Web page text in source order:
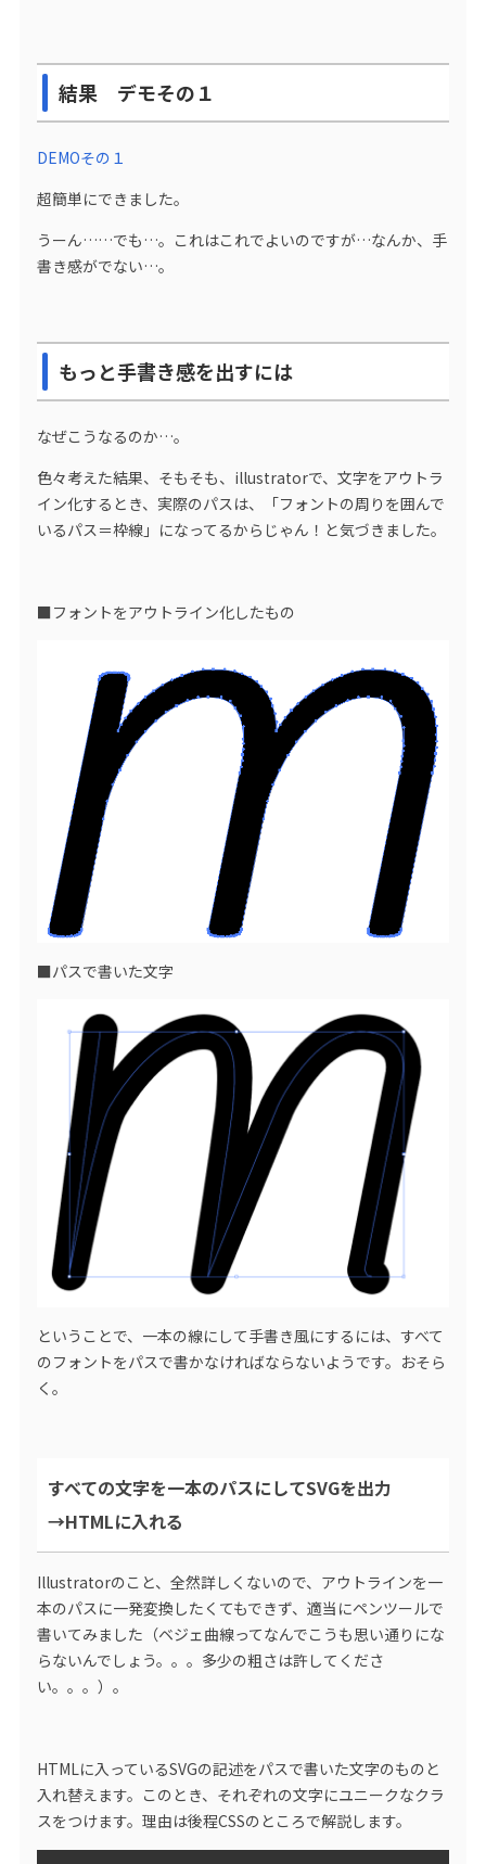
結果 デモその１
DEMOその１
超簡単にできました。
うーん……でも…。これはこれでよいのですが…なんか、手
書き感がでない…。
もっと手書き感を出すには
なぜこうなるのか…。
色々考えた結果、そもそも、illustratorで、文字をアウトラ
イン化するとき、実際のパスは、「フォントの周りを囲んで
いるパス＝枠線」になってるからじゃん！と気づきました。
■フォントをアウトライン化したもの
■パスで書いた文字
ということで、一本の線にして手書き風にするには、すべて
のフォントをパスで書かなければならないようです。おそら
く。
すべての文字を一本のパスにしてSVGを出力
→HTMLに入れる
Illustratorのこと、全然詳しくないので、アウトラインを一
本のパスに一発変換したくてもできず、適当にペンツールで
書いてみました（ベジェ曲線ってなんでこうも思い通りにな
らないんでしょう。。。多少の粗さは許してくださ
い。。。）。
HTMLに入っているSVGの記述をパスで書いた文字のものと
入れ替えます。このとき、それぞれの文字にユニークなクラ
スをつけます。理由は後程CSSのところで解説します。